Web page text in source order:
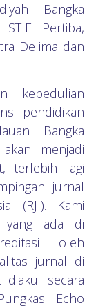
Bangka
Pertiba,
Delima dan
kepedulian
pendidikan
Bangka
menjadi
terlebih lagi
jurnal
(RJI). Kami
yang ada di
oleh
jurnal di
diakui secara
Echo